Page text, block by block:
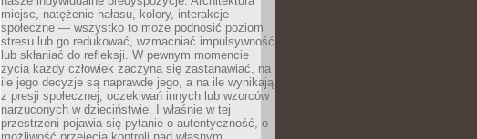
miejsc, natężenie hałasu, kolory, interakcje
społeczne — wszystko to może podnosić poziom
stresu lub go redukować, wzmacniać impulsywność
lub skłaniać do refleksji. W pewnym momencie
życia każdy człowiek zaczyna się zastanawiać, na
ile jego decyzje są naprawdę jego, a na ile wynikają
z presji społecznej, oczekiwań innych lub wzorców
narzuconych w dzieciństwie. I właśnie w tej
przestrzeni pojawia się pytanie o autentyczność, o